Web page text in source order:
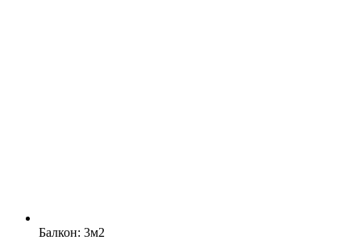
Балкон: 3м2